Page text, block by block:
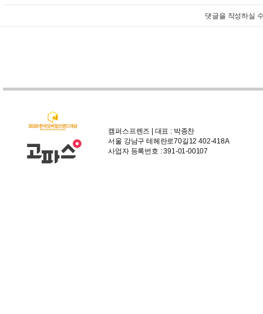
댓글을 작성하실
캠퍼스프렌즈 | 대표 : 박종찬
서울 강남구 테헤란로70길12 402-418A
사업자 등록번호 : 391-01-00107